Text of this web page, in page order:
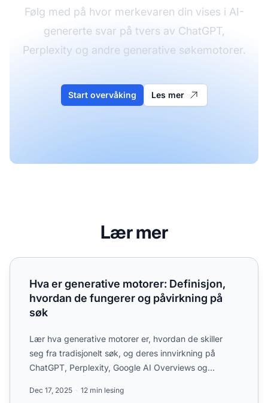
Følg med på hvor merkevaren din vises i AI-
genererte svar på tvers av ChatGPT,
Perplexity og andre generative søkemotorer.
Start overvåking Les mer
Lær mer
Hva er generative motorer: Definisjon, hvordan de
Hva er generative motorer: Definisjon,
hvordan de fungerer og påvirkning på
søk
Lær hva generative motorer er, hvordan de skiller
seg fra tradisjonelt søk, og deres innvirkning på
ChatGPT, Perplexity, Google AI Overviews og
Dec 17, 2025 12 min lesing